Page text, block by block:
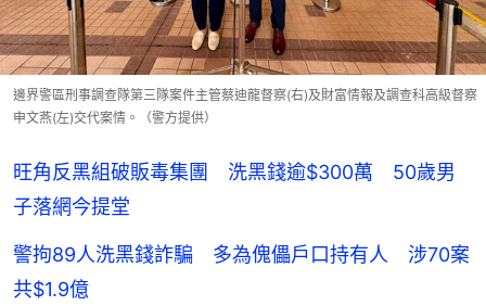
邊界警區刑事調查隊第三隊案件主管蔡迪龍督察(右)及財富情報及調查科高級督察
申文燕(左)交代案情。（警方提供）
旺角反黑組破販毒集團 洗黑錢逾$300萬 50歲男
子落網今提堂
警拘89人洗黑錢詐騙 多為傀儡戶口持有人 涉70案
共$1.9億